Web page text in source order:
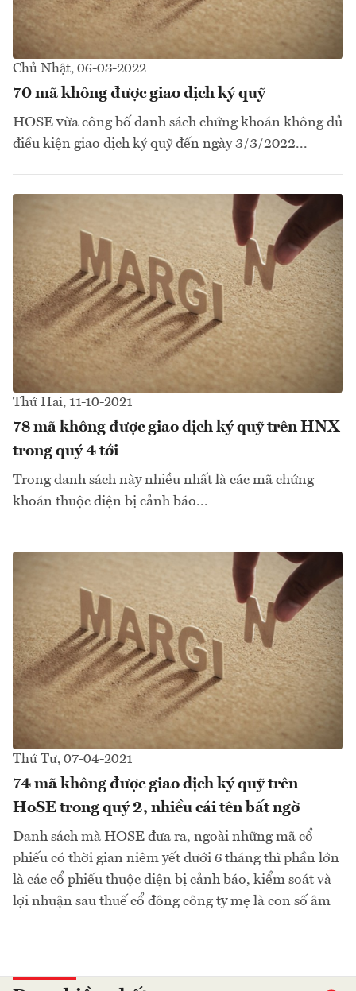
Chủ Nhật, 06-03-2022
70 mã không được giao dịch ký quỹ
HOSE vừa công bố danh sách chứng khoán không đủ
điều kiện giao dịch ký quỹ đến ngày 3/3/2022...
Thứ Hai, 11-10-2021
78 mã không được giao dịch ký quỹ trên HNX
trong quý 4 tới
Trong danh sách này nhiều nhất là các mã chứng
khoán thuộc diện bị cảnh báo...
Thứ Tư, 07-04-2021
74 mã không được giao dịch ký quỹ trên
HoSE trong quý 2, nhiều cái tên bất ngờ
Danh sách mà HOSE đưa ra, ngoài những mã cổ
phiếu có thời gian niêm yết dưới 6 tháng thì phần lớn
là các cổ phiếu thuộc diện bị cảnh báo, kiểm soát và
lợi nhuận sau thuế cổ đông công ty mẹ là con số âm